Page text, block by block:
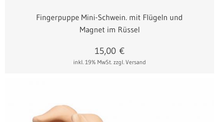
Fingerpuppe Mini-Schwein. mit Flügeln und
Magnet im Rüssel
inkl. 19% MwSt. zzgl. Versand
15,00€